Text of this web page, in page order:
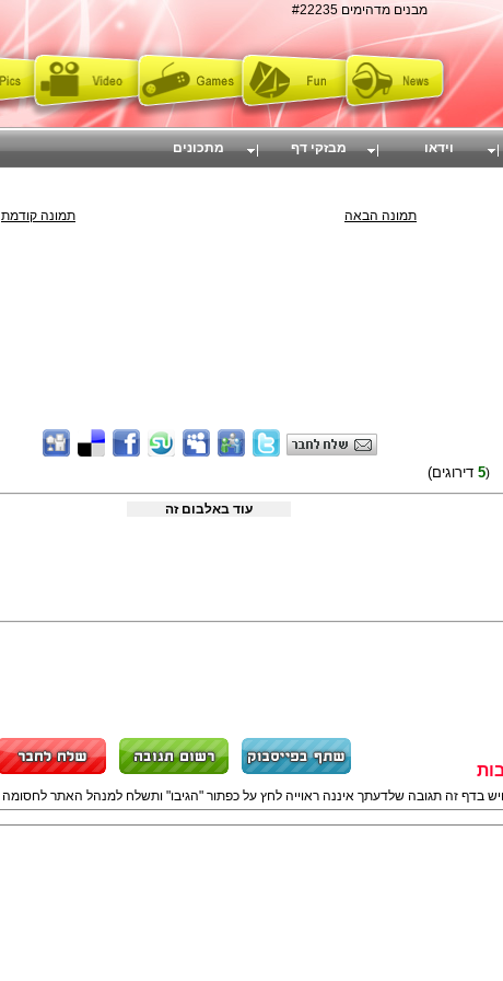
מבנים מדהימים #22235
תמונה קודמת תמונה הבאה
5)
עוד באלבום זה
בדף זה תגובה שלדעתך איננה ראוייה לחץ על כפתור "הגיבו" ותשלח למנהל האתר לחסומה
וידאו מבזקי דף מתכונים